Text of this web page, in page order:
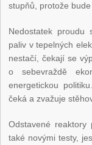
stupňů, protože
Nedostatek proudu
paliv v tepelných
nestačí, čekají se
o sebevraždě
energetickou
čeká a zvažuje
Odstavené
také novými testy,